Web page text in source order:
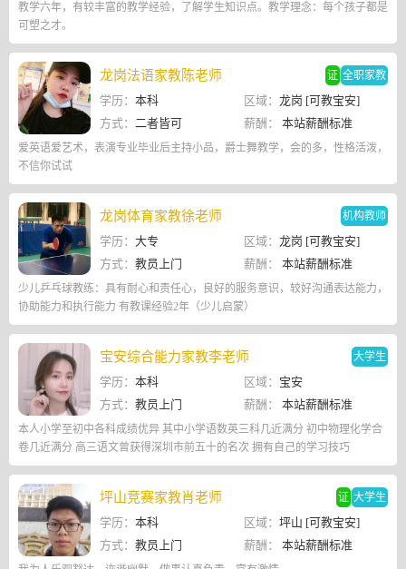
教学六年，有较丰富的教学经验，了解学生知识点。教学理念：每个孩子都是
可塑之才。
龙岗法语家教陈老师 证 全职家教
学历： 本科 区域： 龙岗 [可教宝安]
方式： 二者皆可 薪酬： 本站薪酬标准
爱英语爱艺术，表演专业毕业后主持小品，爵士舞教学，会的多，性格活泼，
不信你试试
龙岗体育家教徐老师 机构教师
学历： 大专 区域： 龙岗 [可教宝安]
方式： 教员上门 薪酬： 本站薪酬标准
少儿乒乓球教练：具有耐心和责任心，良好的服务意识，较好沟通表达能力，
协助能力和执行能力 有教课经验2年（少儿启蒙）
宝安综合能力家教李老师 大学生
学历： 本科 区域： 宝安
方式： 教员上门 薪酬： 本站薪酬标准
本人小学至初中各科成绩优异 其中小学语数英三科几近满分 初中物理化学合
卷几近满分 高三语文曾获得深圳市前五十的名次 拥有自己的学习技巧
坪山竞赛家教肖老师 证 大学生
学历： 本科 区域： 坪山 [可教宝安]
方式： 教员上门 薪酬： 本站薪酬标准